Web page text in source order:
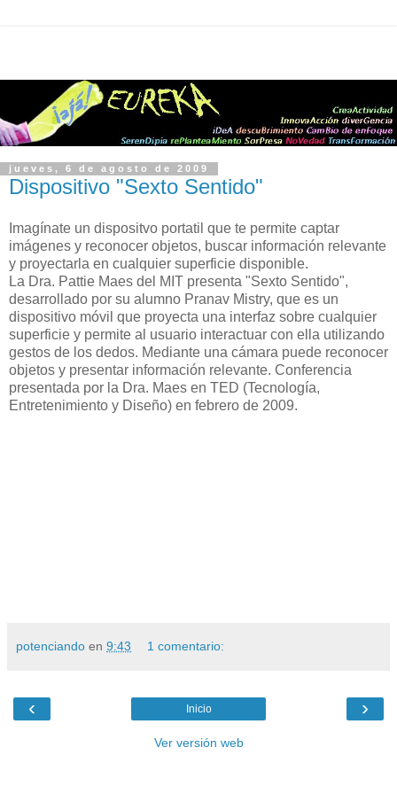
jueves, 6 de agosto de 2009
Dispositivo "Sexto Sentido"
Imagínate un dispositvo portatil que te permite captar
imágenes y reconocer objetos, buscar información relevante
y proyectarla en cualquier superficie disponible.
La Dra. Pattie Maes del MIT presenta "Sexto Sentido",
desarrollado por su alumno Pranav Mistry, que es un
dispositivo móvil que proyecta una interfaz sobre cualquier
superficie y permite al usuario interactuar con ella utilizando
gestos de los dedos. Mediante una cámara puede reconocer
objetos y presentar información relevante. Conferencia
presentada por la Dra. Maes en TED (Tecnología,
Entretenimiento y Diseño) en febrero de 2009.
potenciando en 9:43 1 comentario:
‹ ›
Inicio
Ver versión web